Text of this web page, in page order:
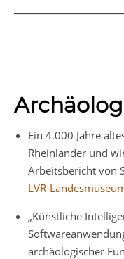
Ein 4.000 Jahre
Rheinländer und
Arbeitsbericht von
LVR-
„Künstliche
archäologischer